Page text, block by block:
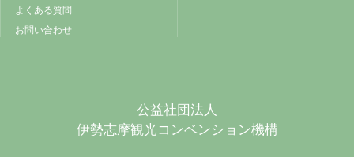
よくある質問
お問い合わせ
公益社団法人
伊勢志摩観光コンベンション機構